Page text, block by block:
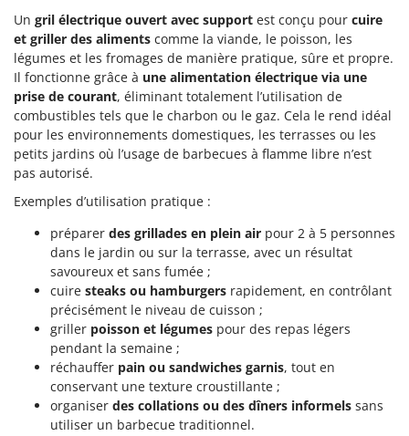
Électropompes pour la maison et le jardin
Éleveuses artificielles pour poussins
Enfouisseurs de pierres
Enrouleurs de filets pour olives
Épareuses pour tracteur
Épépineuses
Équipements de protection des voies respiratoires
Fendeuses à bois
Filets pour la Récolte des olives
Filtres pour vin et huile
Floconneuses
Fouloirs - Égrappoirs
Fourches pour tracteur
Fours d'extérieur - intérieur pour pizza et cuisine
Fours électriques
Castelgarden
Castellari
Ceccato Olindo
Char-Broil
Classe
Clementi
Cofra
Comet
Cresco
Cruccolini
CTEK
Dal Degan
DCG
Deca
DeWalt
Un gril électrique ouvert avec support est conçu pour cuire
et griller des aliments comme la viande, le poisson, les
légumes et les fromages de manière pratique, sûre et propre.
Il fonctionne grâce à une alimentation électrique via une
prise de courant, éliminant totalement l’utilisation de
combustibles tels que le charbon ou le gaz. Cela le rend idéal
pour les environnements domestiques, les terrasses ou les
petits jardins où l’usage de barbecues à flamme libre n’est
pas autorisé.
Exemples d’utilisation pratique :
préparer des grillades en plein air pour 2 à 5 personnes
dans le jardin ou sur la terrasse, avec un résultat
savoureux et sans fumée ;
cuire steaks ou hamburgers rapidement, en contrôlant
précisément le niveau de cuisson ;
griller poisson et légumes pour des repas légers
pendant la semaine ;
réchauffer pain ou sandwiches garnis, tout en
conservant une texture croustillante ;
organiser des collations ou des dîners informels sans
utiliser un barbecue traditionnel.